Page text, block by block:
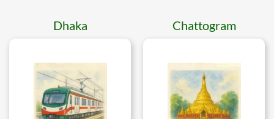
Dhaka Chattogram